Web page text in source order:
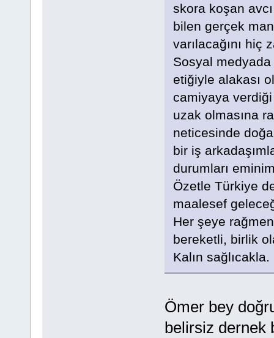
skora koşan
bilen gerçek
varılacağını hiç
Sosyal medyada
etiğiyle alakası
camiyaya
uzak olmasına
neticesinde
bir iş
durumları
Özetle Türkiye
maalesef
Her şeye
bereketli, birlik
Kalın sağlıcakla.
Ömer bey
belirsiz dernek